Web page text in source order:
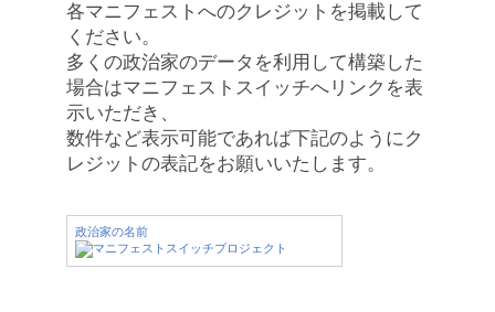
各マニフェストへのクレジットを掲載して
ください。
多くの政治家のデータを利用して構築した
場合はマニフェストスイッチへリンクを表
示いただき、
数件など表示可能であれば下記のようにク
レジットの表記をお願いいたします。
政治家の名前